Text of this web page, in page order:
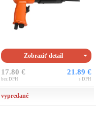
Zobraziť detail
17.80 €
bez DPH
21.89 €
s DPH
vypredané